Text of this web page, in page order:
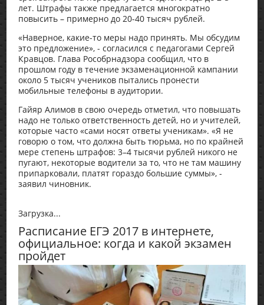
лет. Штрафы также предлагается многократно
повысить – примерно до 20-40 тысяч рублей.
«Наверное, какие-то меры надо принять. Мы обсудим
это предложение», - согласился с педагогами Сергей
Кравцов. Глава Рособрнадзора сообщил, что в
прошлом году в течение экзаменационной кампании
около 5 тысяч учеников пытались пронести
мобильные телефоны в аудитории.
Гайяр Алимов в свою очередь отметил, что повышать
надо не только ответственность детей, но и учителей,
которые часто «сами носят ответы ученикам». «Я не
говорю о том, что должна быть тюрьма, но по крайней
мере степень штрафов: 3–4 тысячи рублей никого не
пугают, некоторые водители за то, что не там машину
припарковали, платят гораздо большие суммы», -
заявил чиновник.
Загрузка...
Расписание ЕГЭ 2017 в интернете,
официальное: когда и какой экзамен
пройдет